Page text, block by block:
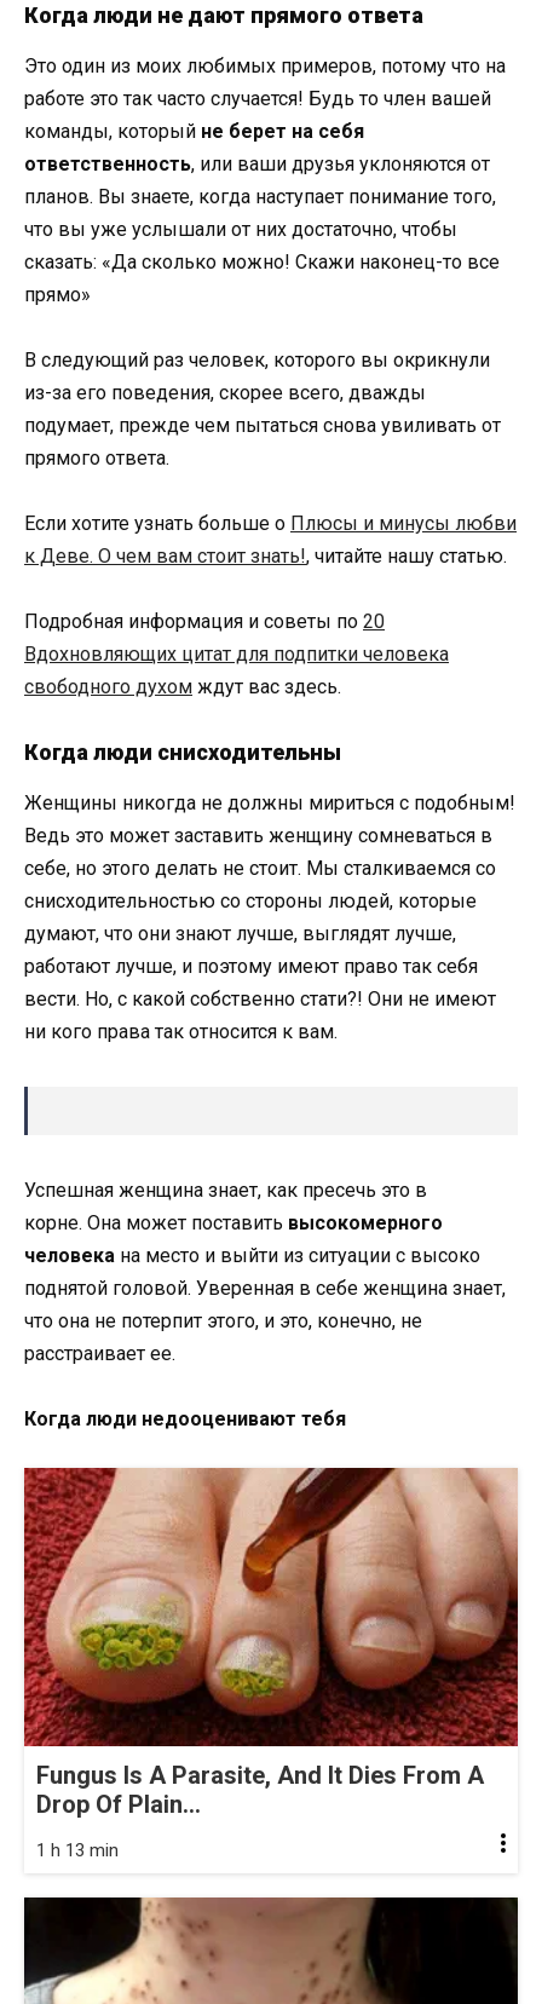
Когда люди не дают прямого ответа
Это один из моих любимых примеров, потому что на
работе это так часто случается! Будь то член вашей
команды, который не берет на себя
ответственность, или ваши друзья уклоняются от
планов. Вы знаете, когда наступает понимание того,
что вы уже услышали от них достаточно, чтобы
сказать: «Да сколько можно! Скажи наконец-то все
прямо»
В следующий раз человек, которого вы окрикнули
из-за его поведения, скорее всего, дважды
подумает, прежде чем пытаться снова увиливать от
прямого ответа.
Если хотите узнать больше о Плюсы и минусы любви
к Деве. О чем вам стоит знать!, читайте нашу статью.
Подробная информация и советы по 20
Вдохновляющих цитат для подпитки человека
свободного духом ждут вас здесь.
Когда люди снисходительны
Женщины никогда не должны мириться с подобным!
Ведь это может заставить женщину сомневаться в
себе, но этого делать не стоит. Мы сталкиваемся со
снисходительностью со стороны людей, которые
думают, что они знают лучше, выглядят лучше,
работают лучше, и поэтому имеют право так себя
вести. Но, с какой собственно стати?! Они не имеют
ни кого права так относится к вам.
Успешная женщина знает, как пресечь это в
корне. Она может поставить высокомерного
человека на место и выйти из ситуации с высоко
поднятой головой. Уверенная в себе женщина знает,
что она не потерпит этого, и это, конечно, не
расстраивает ее.
Когда люди недооценивают тебя
Fungus Is A Parasite, And It Dies From A
Drop Of Plain...
1 h 13 min